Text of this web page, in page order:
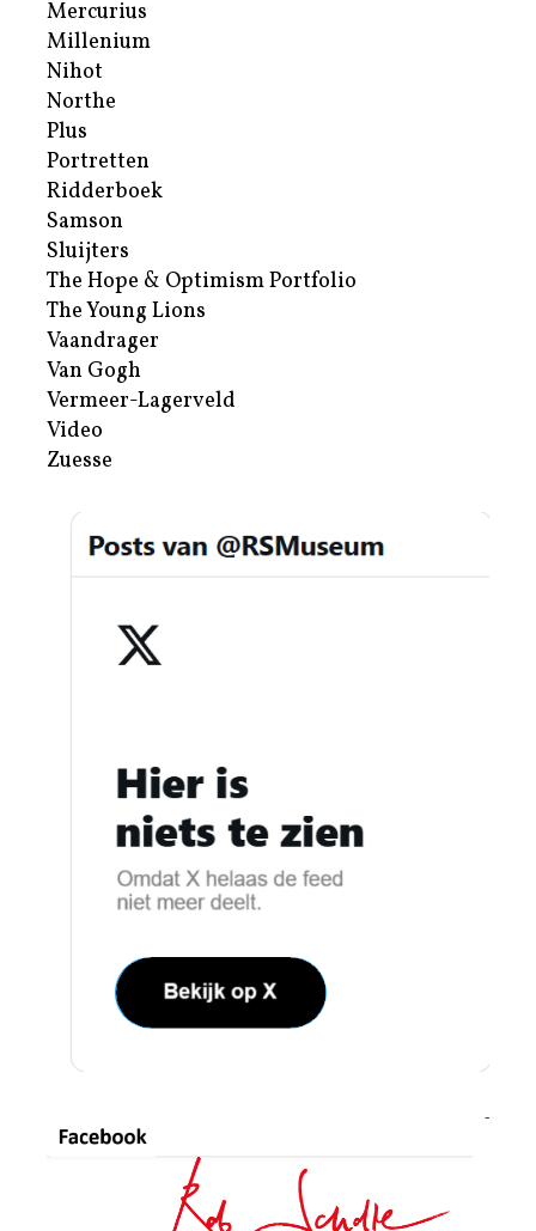
Mercurius
Millenium
Nihot
Northe
Plus
Portretten
Ridderboek
Samson
Sluijters
The Hope & Optimism Portfolio
The Young Lions
Vaandrager
Van Gogh
Vermeer-Lagerveld
Video
Zuesse